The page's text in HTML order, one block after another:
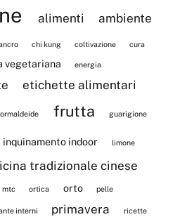
alimenti ambiente
chi kung coltivazione cura
vegetariana energia
etichette alimentari
frutta guarigione
inquinamento indoor limone
tradizionale cinese
mtc ortica orto pelle
interni primavera ricette